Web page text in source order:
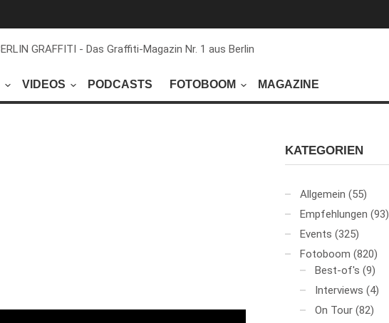
VIDEOS PODCASTS FOTOBOOM MAGAZINE
KATEGORIEN
Allgemein (55)
Empfehlungen (93)
Events (325)
Fotoboom (820)
Best-of's (9)
Interviews (4)
On Tour (82)